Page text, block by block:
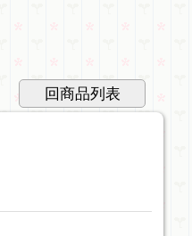
回商品列表